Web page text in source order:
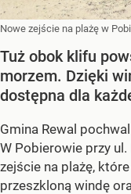
Nowe zejście na plażę w
Tuż obok klifu
morzem. Dzięki
dostępna dla
Gmina Rewal
W Pobierowie przy
zejście na plażę,
przeszkloną windę